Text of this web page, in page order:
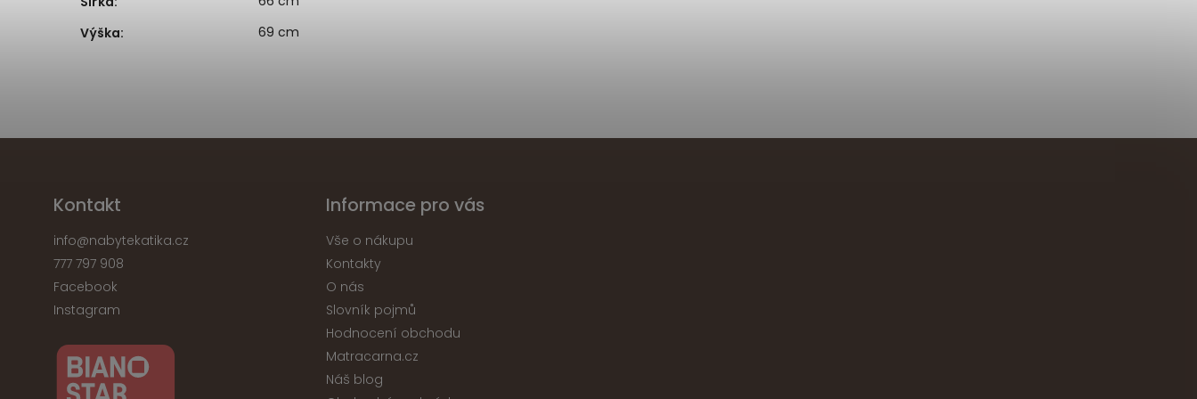
Výška: 69 cm
Kontakt
info@nabytekatika.cz
777 797 908
Facebook
Instagram
Informace pro vás
Vše o nákupu
Kontakty
O nás
Slovník pojmů
Hodnocení obchodu
Matracarna.cz
Náš blog